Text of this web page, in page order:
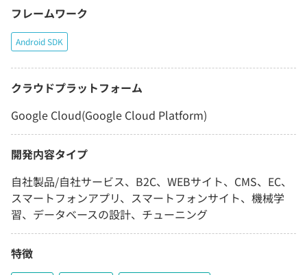
フレームワーク
Android SDK
クラウドプラットフォーム
Google Cloud(Google Cloud Platform)
開発内容タイプ
自社製品/自社サービス、B2C、WEBサイト、CMS、EC、
スマートフォンアプリ、スマートフォンサイト、機械学
習、データベースの設計、チューニング
特徴